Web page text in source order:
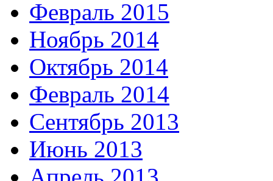
Февраль 2015
Ноябрь 2014
Октябрь 2014
Февраль 2014
Сентябрь 2013
Июнь 2013